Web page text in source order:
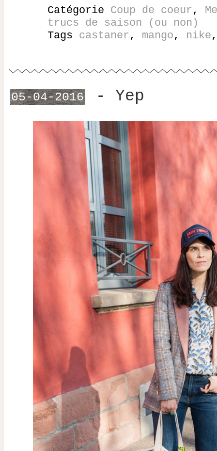
Catégorie Coup de coeur,
trucs de saison (ou non)
Tags castaner, mango, nike
05-04-2016 - Yep